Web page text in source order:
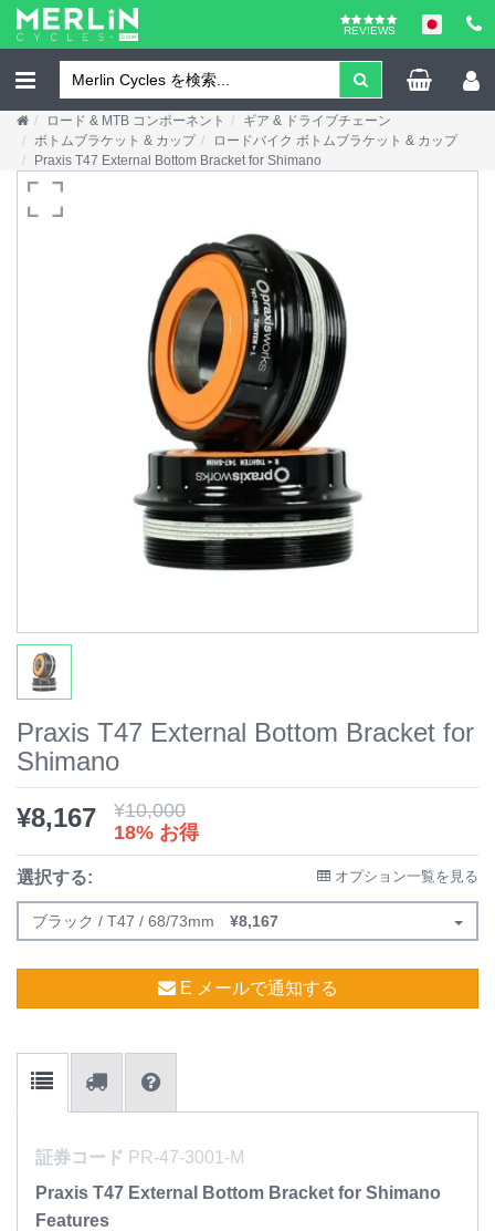
REVIEWS
ロード & MTB コンポーネント
ギア & ドライブチェーン
ボトムブラケット & カップ
ロードバイク ボトムブラケット & カップ
Praxis T47 External Bottom Bracket for Shimano
Praxis T47 External Bottom Bracket for
Shimano
¥8,167 ¥10,000
18% お得
選択する: オプション一覧を見る
ブラック / T47 / 68/73mm ¥8,167
E メールで通知する
証券コード PR-47-3001-M
Praxis T47 External Bottom Bracket for Shimano
Features